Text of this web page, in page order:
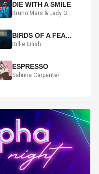
DIE WITH A SMILE
Bruno Mars & Lady Gaga
BIRDS OF A FEATHER
Billie Eilish
ESPRESSO
Sabrina Carpenter